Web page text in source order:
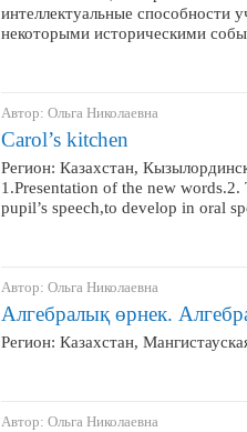
интеллектуальные способности
некоторыми историческими
Автор: Ольга Николаевна
Carol’s kitchen
Регион: Казахстан,
1.Presentation of the new
pupil’s speech,to develop in oral
Автор: Ольга Николаевна
Алгебралық өрнек.
Регион: Казахстан,
Автор: Ольга Николаевна